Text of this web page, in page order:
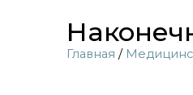
Главная /